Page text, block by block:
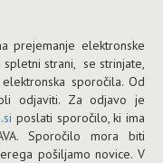
prejemanje elektronske
strani, se strinjate,
sporočila. Od
odjaviti. Za odjavo je
poslati sporočilo, ki ima
Sporočilo mora biti
pošiljamo novice. V